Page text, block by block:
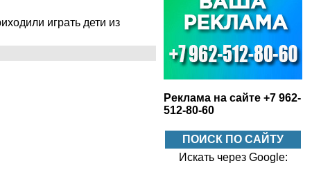
играть дети из
Реклама на сайте +7 962-
512-80-60
ПОИСК ПО САЙТУ
Искать через Google: